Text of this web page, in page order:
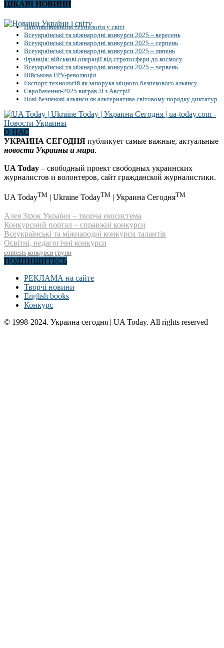
ЦІКАВІ НОВИНИ
Найдивовижніша технологія у світі
Всеукраїнські та міжнародні конкурси 2025 – вересень
Всеукраїнські та міжнародні конкурси 2025 – серпень
Всеукраїнські та міжнародні конкурси 2025 – липень
Франція: військові операції від стратосфери до космосу
Всеукраїнські та міжнародні конкурси 2025 – червень
Військова FPV-революція
Експорт технологій як запорука міцного безпекового альянсу
Євробачення-2025 виграв JJ з Австрії
Нові безпекові альянси як альтернатива світовому порядку диктатур
О НАС
УКРАИНА СЕГОДНЯ публикует самые важные, актуальные
новости Украины и мира.
UA Today – свободный проект свободных украинских
журналистов и волонтеров, сайт гражданской журналистики.
UA TodayTM | Ukraine TodayTM | Украина СегодняTM
Алея Зірок України – творча екосистема
Конкурсний портал – справжні конкурси
Всеукраїнські та міжнародні конкурси талантів
Освітні, педагогічні конкурси
contests конкурси групи
ПОДПИШИТЕСЬ
РЕКЛАМА на сайте
Творчі новини
English books
Конкурс
© 1998-2024. Украина сегодня | UA Today. All rights reserved